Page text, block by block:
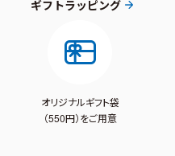
ギフトラッピング
オリジナルギフト袋
（550円）をご用意